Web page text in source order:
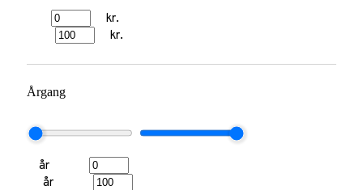
kr.
kr.
Årgang
år
år